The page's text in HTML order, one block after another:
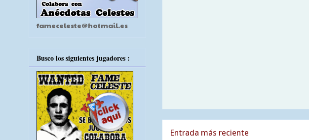
Entrada más reciente
fameceleste@hotmail.es
Busco los siguientes jugadores :